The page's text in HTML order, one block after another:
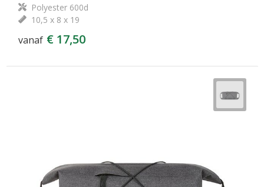
Polyester 600d
10,5 x 8 x 19
vanaf € 17,50